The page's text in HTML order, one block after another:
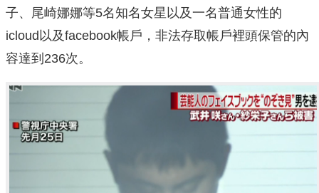
子、尾崎娜娜等5名知名女星以及一名普通女性的
icloud以及facebook帳戶，非法存取帳戶裡頭保管的內
容達到236次。